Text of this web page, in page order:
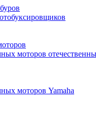
моторов
моторов Yamaha